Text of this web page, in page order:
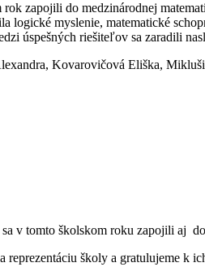
zapojili do medzinárodnej
logické myslenie, matematické
úspešných riešiteľov sa zaradili
Kovarovičová Eliška,
v tomto školskom roku zapojili aj
reprezentáciu školy a gratulujeme k